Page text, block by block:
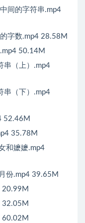
间的字符串.mp4
字数.mp4 28.58M
50.14M
串（上）.mp4
串（下）.mp4
52.46M
35.78M
和嬷嬷.mp4
份.mp4 39.65M
20.99M
32.05M
60.02M